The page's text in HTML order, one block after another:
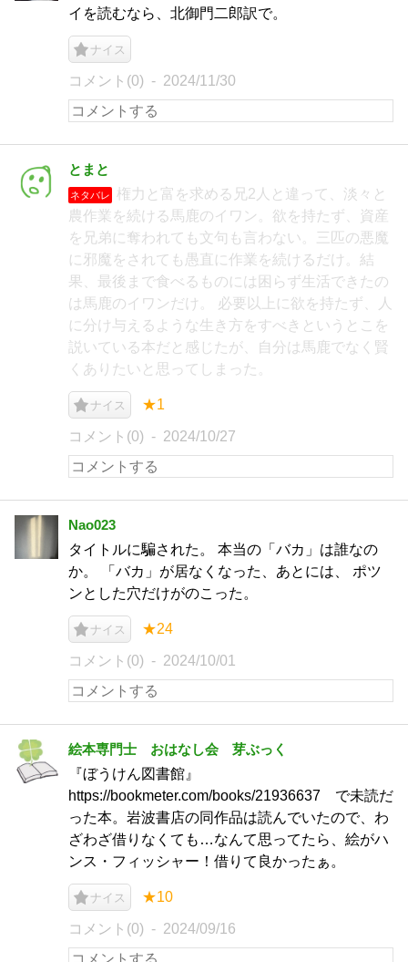
イを読むなら、北御門二郎訳で。
ナイス
コメント(0) 2024/11/30
とまと
ネタバレ
権力と富を求める兄2人と違って、淡々と
農作業を続ける馬鹿のイワン。欲を持たず、資産
を兄弟に奪われても文句も言わない。三匹の悪魔
に邪魔をされても愚直に作業を続けるだけ。結
果、最後まで食べるものには困らず生活できたの
は馬鹿のイワンだけ。 必要以上に欲を持たず、人
に分け与えるような生き方をすべきというとこを
説いている本だと感じたが、自分は馬鹿でなく賢
くありたいと思ってしまった。
ナイス ★1
コメント(0) 2024/10/27
Nao023
タイトルに騙された。 本当の「バカ」は誰なの
か。 「バカ」が居なくなった、あとには、 ポツ
ンとした穴だけがのこった。
ナイス ★24
コメント(0) 2024/10/01
絵本専門士 おはなし会 芽ぶっく
『ぼうけん図書館』
https://bookmeter.com/books/21936637 で未読だ
った本。岩波書店の同作品は読んでいたので、わ
ざわざ借りなくても…なんて思ってたら、絵がハ
ンス・フィッシャー！借りて良かったぁ。
ナイス ★10
コメント(0) 2024/09/16